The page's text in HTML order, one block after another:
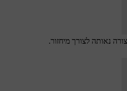
נאותה לצורך מיחזור.